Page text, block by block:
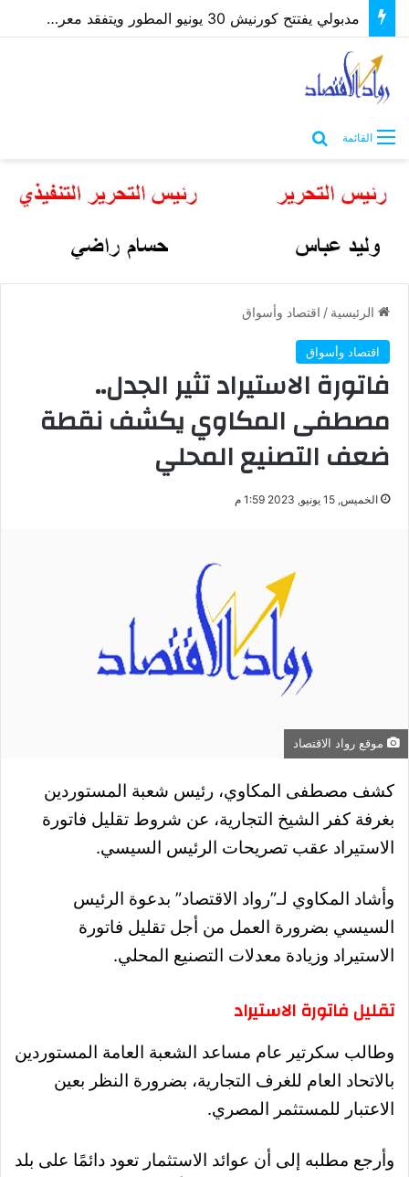
مدبولي يفتتح كورنيش 30 يونيو المطور ويتفقد معرض “كنوز مصر” بمطروح
القائمة
الرئيسية / اقتصاد وأسواق
اقتصاد وأسواق
فاتورة الاستيراد تثير الجدل..
مصطفى المكاوي يكشف نقطة
ضعف التصنيع المحلي
الخميس, 15 يونيو, 2023 1:59 م
موقع رواد الاقتصاد
كشف مصطفى المكاوي، رئيس شعبة المستوردين
بغرفة كفر الشيخ التجارية، عن شروط تقليل فاتورة
الاستيراد عقب تصريحات الرئيس السيسي.
وأشاد المكاوي لـ”رواد الاقتصاد” بدعوة الرئيس
السيسي بضرورة العمل من أجل تقليل فاتورة
الاستيراد وزيادة معدلات التصنيع المحلي.
تقليل فاتورة الاستيراد
وطالب سكرتير عام مساعد الشعبة العامة المستوردين
بالاتحاد العام للغرف التجارية، بضرورة النظر بعين
الاعتبار للمستثمر المصري.
وأرجع مطلبه إلى أن عوائد الاستثمار تعود دائمًا على بلد